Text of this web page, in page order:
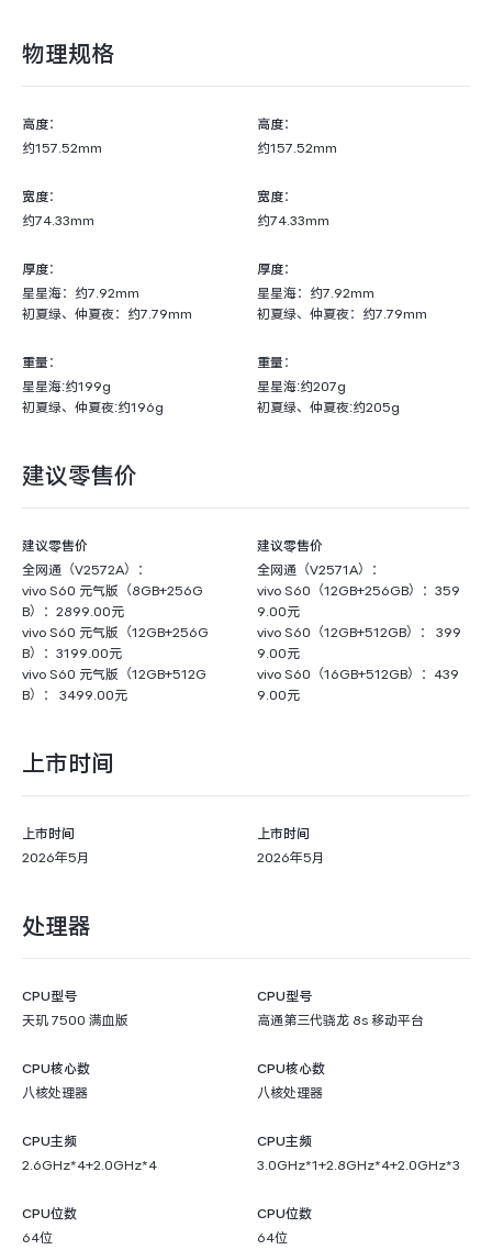
物理规格
高度：
约157.52mm
高度：
约157.52mm
宽度：
约74.33mm
宽度：
约74.33mm
厚度：
星星海：约7.92mm
初夏绿、仲夏夜：约7.79mm
厚度：
星星海：约7.92mm
初夏绿、仲夏夜：约7.79mm
重量：
星星海:约199g
初夏绿、仲夏夜:约196g
重量：
星星海:约207g
初夏绿、仲夏夜:约205g
建议零售价
建议零售价
全网通（V2572A）：
vivo S60 元气版（8GB+256G
B）：2899.00元
vivo S60 元气版（12GB+256G
B）：3199.00元
vivo S60 元气版（12GB+512G
B）： 3499.00元
建议零售价
全网通（V2571A）：
vivo S60（12GB+256GB）：359
9.00元
vivo S60（12GB+512GB）： 399
9.00元
vivo S60（16GB+512GB）：439
9.00元
上市时间
上市时间
2026年5月
上市时间
2026年5月
处理器
CPU型号
天玑 7500 满血版
CPU型号
高通第三代骁龙 8s 移动平台
CPU核心数
八核处理器
CPU核心数
八核处理器
CPU主频
2.6GHz*4+2.0GHz*4
CPU主频
3.0GHz*1+2.8GHz*4+2.0GHz*3
CPU位数
64位
CPU位数
64位